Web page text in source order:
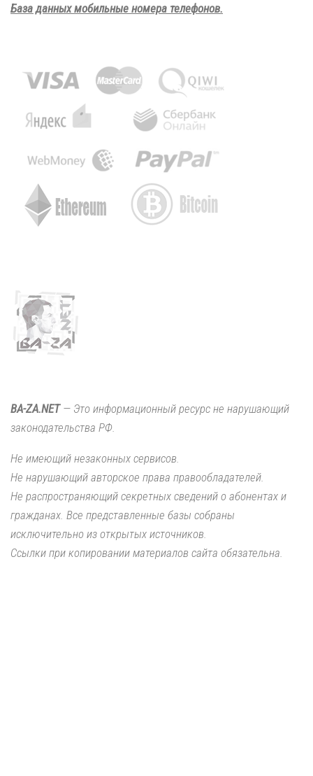
База данных мобильные номера телефонов.
BA-ZA.NET— Это информационный ресурс не нарушающий
законодательства РФ.
Не имеющий незаконных сервисов.
Не нарушающий авторское права правообладателей.
Не распространяющий секретных сведений о абонентах и
гражданах. Все представленные базы собраны
исключительно из открытых источников.
Ссылки при копировании материалов сайта обязательна.